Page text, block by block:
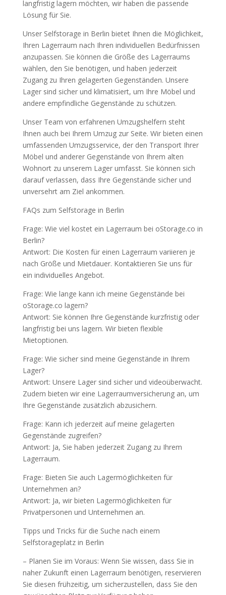
langfristig lagern möchten, wir haben die passende
Lösung für Sie.
Unser Selfstorage in Berlin bietet Ihnen die Möglichkeit,
Ihren Lagerraum nach Ihren individuellen Bedürfnissen
anzupassen. Sie können die Größe des Lagerraums
wählen, den Sie benötigen, und haben jederzeit
Zugang zu Ihren gelagerten Gegenständen. Unsere
Lager sind sicher und klimatisiert, um Ihre Möbel und
andere empfindliche Gegenstände zu schützen.
Unser Team von erfahrenen Umzugshelfern steht
Ihnen auch bei Ihrem Umzug zur Seite. Wir bieten einen
umfassenden Umzugsservice, der den Transport Ihrer
Möbel und anderer Gegenstände von Ihrem alten
Wohnort zu unserem Lager umfasst. Sie können sich
darauf verlassen, dass Ihre Gegenstände sicher und
unversehrt am Ziel ankommen.
FAQs zum Selfstorage in Berlin
Frage: Wie viel kostet ein Lagerraum bei oStorage.co in
Berlin?
Antwort: Die Kosten für einen Lagerraum variieren je
nach Größe und Mietdauer. Kontaktieren Sie uns für
ein individuelles Angebot.
Frage: Wie lange kann ich meine Gegenstände bei
oStorage.co lagern?
Antwort: Sie können Ihre Gegenstände kurzfristig oder
langfristig bei uns lagern. Wir bieten flexible
Mietoptionen.
Frage: Wie sicher sind meine Gegenstände in Ihrem
Lager?
Antwort: Unsere Lager sind sicher und videoüberwacht.
Zudem bieten wir eine Lagerraumversicherung an, um
Ihre Gegenstände zusätzlich abzusichern.
Frage: Kann ich jederzeit auf meine gelagerten
Gegenstände zugreifen?
Antwort: Ja, Sie haben jederzeit Zugang zu Ihrem
Lagerraum.
Frage: Bieten Sie auch Lagermöglichkeiten für
Unternehmen an?
Antwort: Ja, wir bieten Lagermöglichkeiten für
Privatpersonen und Unternehmen an.
Tipps und Tricks für die Suche nach einem
Selfstorageplatz in Berlin
– Planen Sie im Voraus: Wenn Sie wissen, dass Sie in
naher Zukunft einen Lagerraum benötigen, reservieren
Sie diesen frühzeitig, um sicherzustellen, dass Sie den